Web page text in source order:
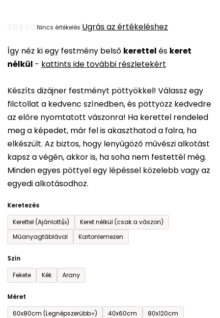
Így néz ki egy festmény belső kerettel és keret
nélkül - kattints ide további részletekért
Készíts dizájner festményt pöttyökkel! Válassz egy
filctollat a kedvenc színedben, és pöttyözz kedvedre
az előre nyomtatott vászonra! Ha kerettel rendeled
meg a képedet, már fel is akaszthatod a falra, ha
elkészült. Az biztos, hogy lenyűgöző művészi alkotást
kapsz a végén, akkor is, ha soha nem festettél még.
Minden egyes pöttyel egy lépéssel közelebb vagy az
egyedi alkotásodhoz.
Keretezés
Kerettel (Ajánlott👍)
Keret nélkül (csak a vászon)
Műanyagtáblával
Kartonlemezen
Szín
Fekete
Kék Arany
Méret
60x80cm (Legnépszerűbb⭐)
40x60cm 80x120cm
A
átlagos
értékelése
ből
0,0
csillag.
Nincs értékelés Ugrás az értékeléshez